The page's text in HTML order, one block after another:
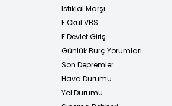
İstiklal Marşı
E Okul VBS
E Devlet Giriş
Günlük Burç Yorumları
Son Depremler
Hava Durumu
Yol Durumu